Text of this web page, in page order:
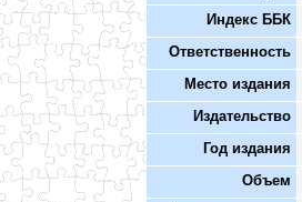
Индекс ББК
Ответственность
Место издания
Издательство
Год издания
Объем